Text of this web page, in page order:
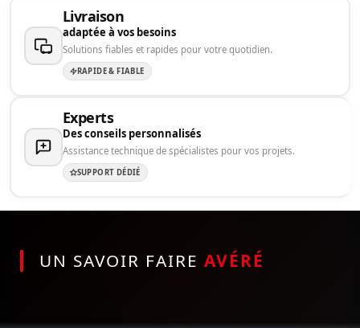
Livraison
adaptée à vos besoins
Solutions fiables et rapides pour votre quotidien.
RAPIDE & FIABLE
Experts
Des conseils personnalisés
Assistance technique de spécialistes pour vos projets.
SUPPORT DÉDIÉ
UN SAVOIR FAIRE AVÉRÉ